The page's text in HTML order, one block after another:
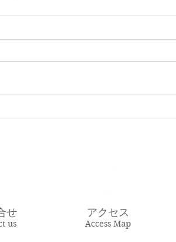
マツダスタジアム
2022年４月18日 5年か6年振りに
発は前田健太選手で、まだ打順の
せ
us
アクセス
Access Map